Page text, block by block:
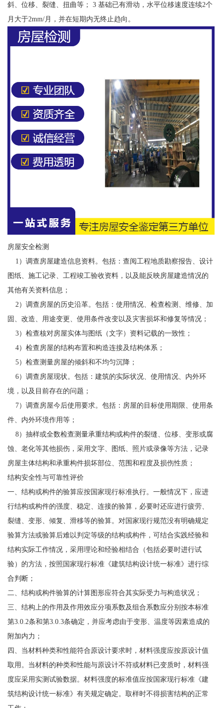
斜、位移、裂缝、扭曲等； 3 基础已有滑动，水平位移速度连续2个
月大于2mm/月，并在短期内无终止趋向。
房屋安全检测
1）调查房屋建造信息资料。包括：查阅工程地质勘察报告、设计
图纸、施工记录、工程竣工验收资料，以及能反映房屋建造情况的
其他有关资料信息；
2）调查房屋的历史沿革。包括：使用情况、检查检测、维修、加
固、改造、用途变更、使用条件改变以及灾害损坏和修复等情况；
3）检查核对房屋实体与图纸（文字）资料记载的一致性；
4）检查房屋的结构布置和构造连接及结构体系；
5）检查测量房屋的倾斜和不均匀沉降；
6）调查房屋现状。包括：建筑的实际状况、使用情况、内外环
境，以及目前存在的问题；
7）调查房屋今后使用要求。包括：房屋的目标使用期限、使用条
件、内外环境作用等；
8）抽样或全数检查测量承重结构或构件的裂缝、位移、变形或腐
蚀、老化等其他损伤，采用文字、图纸、照片或录像等方法，记录
房屋主体结构和承重构件损坏部位、范围和程度及损伤性质；
结构安全性与可靠性评价
一、结构或构件的验算应按国家现行标准执行。一般情况下，应进
行结构或构件的强度、稳定、连接的验算，必要时还应进行疲劳、
裂缝、变形、倾复、滑移等的验算。对国家现行规范没有明确规定
验算方法或验算后难以判定等级的结构或构件，可结合实践经验和
结构实际工作情况，采用理论和经验相结合（包括必要时进行试
验）的方法，按照国家现行标准《建筑结构设计统一标准》进行综
合判断；
二、结构或构件验算的计算图形应符合其实际受力与构造状况；
三、结构上的作用及作用效应分项系数及组合系数应分别按本标准
第3.0.2条和第3.0.3条确定，并应考虑由于变形、温度等因素造成的
附加内力；
四、当材料种类和性能符合原设计要求时，材料强度应按原设计值
取用。当材料的种类和性能与原设计不符或材料已变质时，材料强
度应采用实测试验数据。材料强度的标准值应按国家现行标准《建
筑结构设计统一标准》有关规定确定。取样时不得损害结构的正常